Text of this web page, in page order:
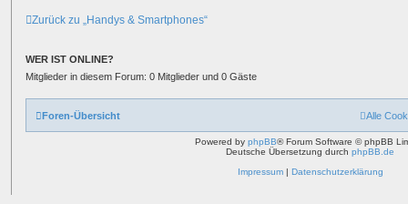
Zurück zu „Handys & Smartphones“
WER IST ONLINE?
Mitglieder in diesem Forum: 0 Mitglieder und 0 Gäste
Foren-Übersicht Alle
Powered by phpBB® Forum Software © phpBB
Deutsche Übersetzung durch phpBB.de
Impressum| Datenschutzerklärung